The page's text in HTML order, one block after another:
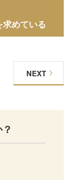
めている
NEXT